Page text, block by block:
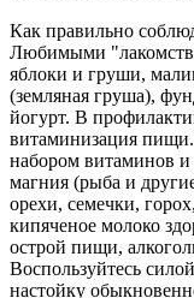
Как правильно
Любимыми
яблоки и груши,
(земляная груша),
йогурт. В
витаминизация
набором витаминов
магния (рыба и
орехи, семечки,
кипяченое молоко
острой пищи,
Воспользуйтесь
настойку